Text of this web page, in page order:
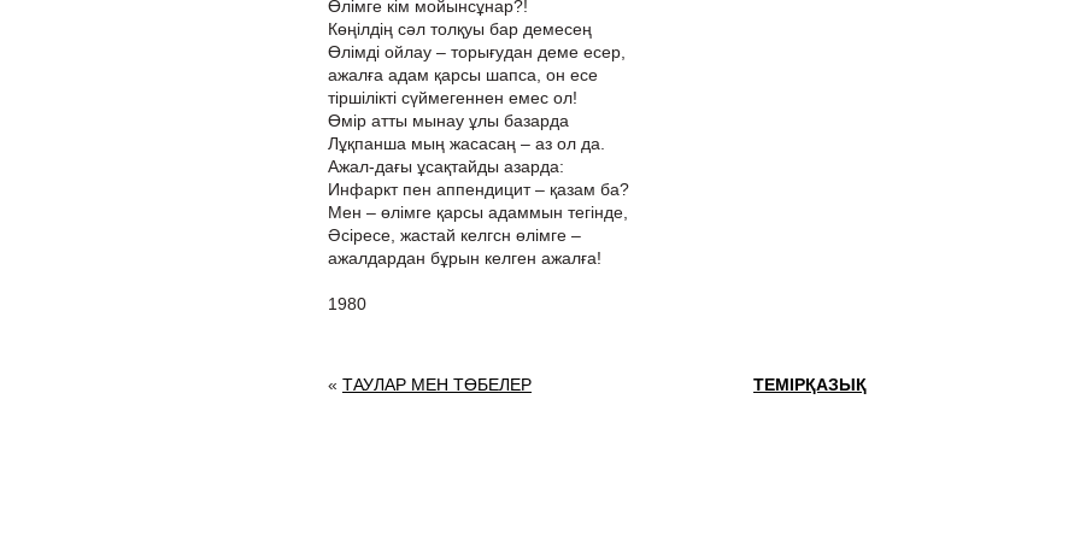
Өлімге кім мойынсұнар?!
Көңілдің сәл толқуы бар демесең
Өлімді ойлау – торығудан деме есер,
ажалға адам қарсы шапса, он есе
тіршілікті сүймегеннен емес ол!
Өмір атты мынау ұлы базарда
Лұқпанша мың жасасаң – аз ол да.
Ажал-дағы ұсақтайды азарда:
Инфаркт пен аппендицит – қазам ба?
Мен – өлімге қарсы адаммын тегінде,
Әсіресе, жастай келгсн өлімге –
ажалдардан бұрын келген ажалға!
1980
« ТАУЛАР МЕН ТӨБЕЛЕР ТЕМІРҚАЗЫҚ